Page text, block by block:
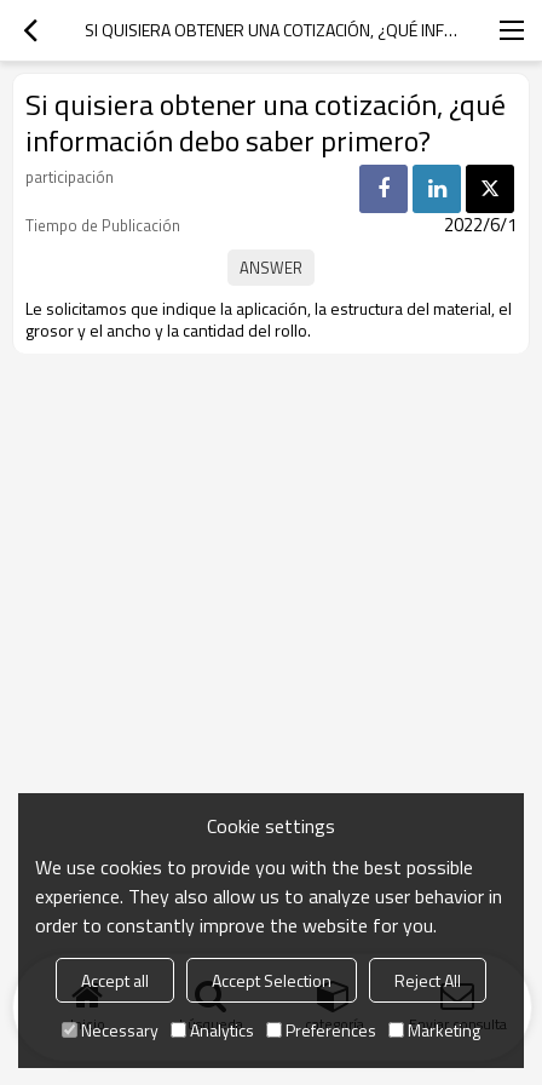
SI QUISIERA OBTENER UNA COTIZACIÓN, ¿QUÉ INFORMACIÓN DEBO SABER PRIMERO?
Si quisiera obtener una cotización, ¿qué
información debo saber primero?
participación
Tiempo de Publicación
2022/6/1
Le solicitamos que indique la aplicación, la estructura del material, el
grosor y el ancho y la cantidad del rollo.
Inicio búsqueda categoría Enviar consulta
Cookie settings
We use cookies to provide you with the best possible
experience. They also allow us to analyze user behavior in
order to constantly improve the website for you.
Accept all Accept Selection
Reject All
Necessary
Analytics Preferences Marketing